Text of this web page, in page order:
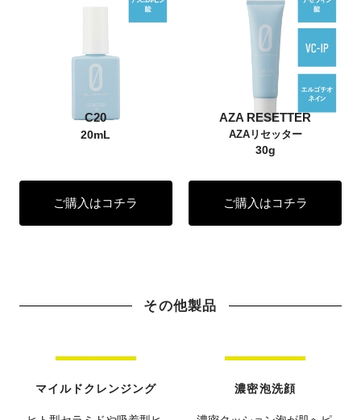
C20
20mL
ご購入はコチラ
AZA RESETTER
AZAリセッター
30g
ご購入はコチラ
その他製品
マイルドクレンジング 濃密泡洗顔